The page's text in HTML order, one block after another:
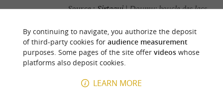
Source :Sirtaqui| Doumy: boucle des lacs
YOU WILL LIKEALSO
By continuing to navigate, you authorize the deposit
of third-party cookies for audience measurement
purposes. Some pages of the site offer videoswhose
platforms also deposit cookies.
LEARN MORE